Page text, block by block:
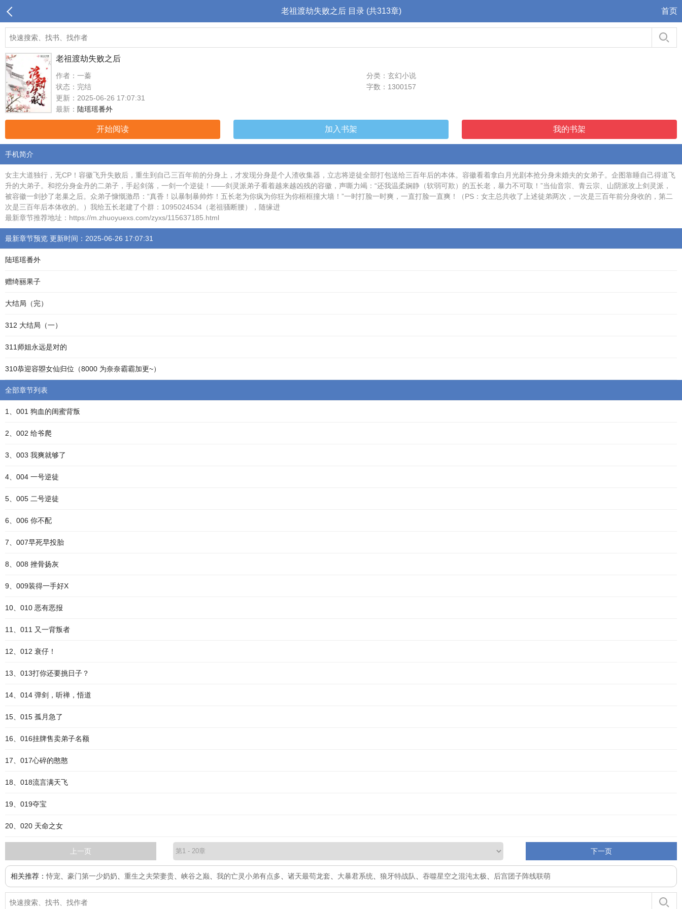
老祖渡劫失败之后 目录 (共313章) 首页
老祖渡劫失败之后
作者：一蓁
分类：玄幻小说
状态：完结
字数：1300157
更新：2025-06-26 17:07:31
最新： 陆瑶瑶番外
开始阅读 加入书架 我的书架
手机简介
女主大道独行，无CP！容徽飞升失败后，重生到自己三百年前的分身上，才发现分身是个人渣收集器，立志将逆徒全部打包送给三百年后的本体。容徽看着拿白月光剧本抢分身未婚夫的女弟子。企图靠睡自己得道飞
升的大弟子。和挖分身金丹的二弟子，手起剑落，一剑一个逆徒！——剑灵派弟子看着越来越凶残的容徽，声嘶力竭：“还我温柔娴静（软弱可欺）的五长老，暴力不可取！”当仙音宗、青云宗、山阴派攻上剑灵派，
被容徽一剑抄了老巢之后。众弟子慷慨激昂：“真香！以暴制暴帅炸！五长老为你疯为你狂为你框框撞大墙！”一时打脸一时爽，一直打脸一直爽！（PS：女主总共收了上述徒弟两次，一次是三百年前分身收的，第二
次是三百年后本体收的。）我给五长老建了个群：1095024534（老祖骚断腰），随缘进
最新章节推荐地址：https://m.zhuoyuexs.com/zyxs/115637185.html
最新章节预览 更新时间：2025-06-26 17:07:31
陆瑶瑶番外
赠绮丽果子
大结局（完）
312 大结局（一）
311师姐永远是对的
310恭迎容曌女仙归位（8000 为奈奈霸霸加更~）
全部章节列表
1、001 狗血的闺蜜背叛
2、002 给爷爬
3、003 我爽就够了
4、004 一号逆徒
5、005 二号逆徒
6、006 你不配
7、007早死早投胎
8、008 挫骨扬灰
9、009装得一手好X
10、010 恶有恶报
11、011 又一背叛者
12、012 衰仔！
13、013打你还要挑日子？
14、014 弹剑，听禅，悟道
15、015 孤月急了
16、016挂牌售卖弟子名额
17、017心碎的憨憨
18、018流言满天飞
19、019夺宝
20、020 天命之女
上一页 下一页
相关推荐：恃宠 豪门第一少奶奶 重生之夫荣妻贵 峡谷之巅 我的亡灵小弟有点多 诸天最苟龙套 大暴君系统 狼牙特战队 吞噬星空之混沌太极 后宫团子阵线联萌